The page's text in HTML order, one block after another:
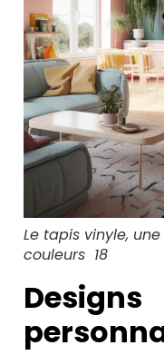
Le tapis vinyle,
couleurs 18
Designs